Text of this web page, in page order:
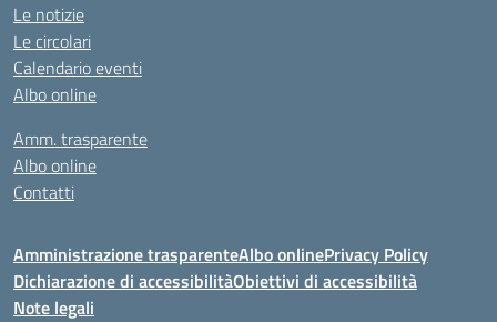
Le notizie
Le circolari
Calendario eventi
Albo online
Amm. trasparente
Albo online
Contatti
Amministrazione trasparenteAlbo onlinePrivacy Policy
Dichiarazione di accessibilitàObiettivi di accessibilità
Note legali